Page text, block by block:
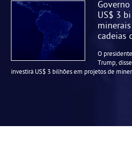
US$ 3
cadeias
O
Trump,
investirá US$ 3 bilhões em projetos de